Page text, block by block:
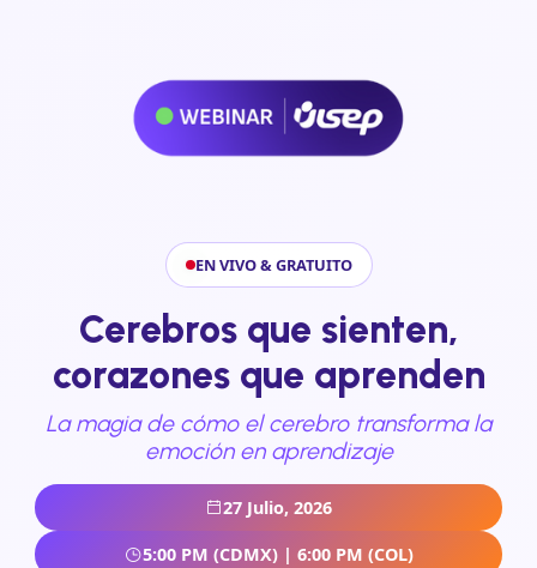
EN VIVO & GRATUITO
Cerebros que sienten,
corazones que aprenden
La magia de cómo el cerebro transforma la
emoción en aprendizaje
27 Julio, 2026
5:00 PM (CDMX) | 6:00 PM (COL)